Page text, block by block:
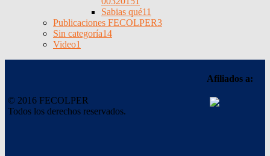
Sabias qué11
Publicaciones FECOLPER3
Sin categoría14
Video1
© 2016 FECOLPER
Todos los derechos reservados.
Afiliados a: